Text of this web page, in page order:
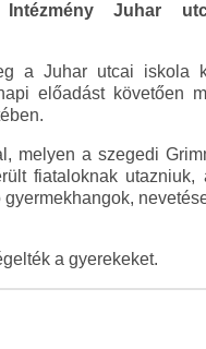
Intézmény Juhar
a Juhar utcai iskola
előadást követően
melyen a szegedi
fiataloknak utazniuk,
a gyerekeket.